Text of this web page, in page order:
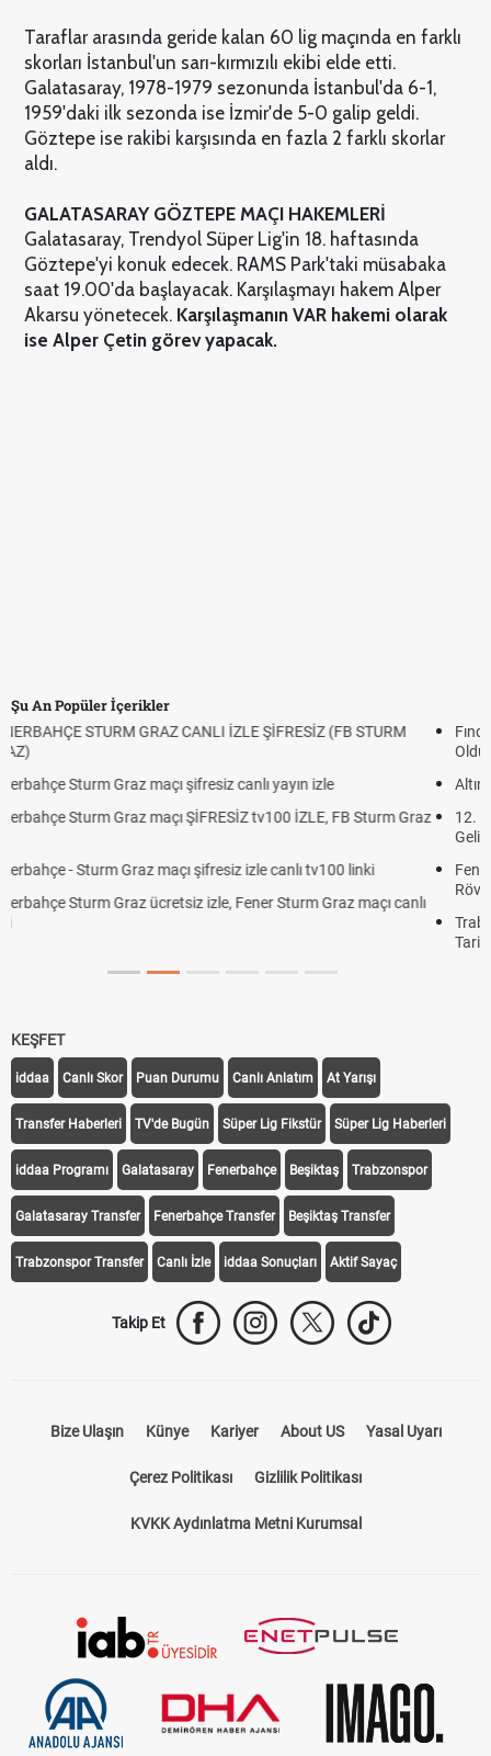
Taraflar arasında geride kalan 60 lig maçında en farklı
skorları İstanbul'un sarı-kırmızılı ekibi elde etti.
Galatasaray, 1978-1979 sezonunda İstanbul'da 6-1,
1959'daki ilk sezonda ise İzmir'de 5-0 galip geldi.
Göztepe ise rakibi karşısında en fazla 2 farklı skorlar
aldı.
GALATASARAY GÖZTEPE MAÇI HAKEMLERİ
Galatasaray, Trendyol Süper Lig'in 18. haftasında
Göztepe'yi konuk edecek. RAMS Park'taki müsabaka
saat 19.00'da başlayacak. Karşılaşmayı hakem Alper
Akarsu yönetecek. Karşılaşmanın VAR hakemi olarak
ise Alper Çetin görev yapacak.
Şu An Popüler İçerikler
Fındık Fiyatı Açıklandı mı? 2026 TMO Fındık Alım Fiyatları Belli
Altın Yükselecek mi, Yükselir mi? Altın Fiyatları İçin Son Beklentiler
12. Yargı Paketi Resmî Gazete'de Yayımlandı mı? 2026 Son Dakika
Fenerbahçe - Sturm Graz Maçı Ne Zaman? Şampiyonlar Ligi
Trabzonspor Avrupa Maçı Ne Zaman? UEFA Avrupa Ligi Play-Off
KEŞFET
iddaa Canlı Skor Puan Durumu Canlı Anlatım At Yarışı
Transfer Haberleri TV'de Bugün Süper Lig Fikstür Süper Lig Haberleri
iddaa Programı Galatasaray Fenerbahçe Beşiktaş Trabzonspor
Galatasaray Transfer Fenerbahçe Transfer Beşiktaş Transfer
Trabzonspor Transfer Canlı İzle iddaa Sonuçları Aktif Sayaç
Takip Et
Bize Ulaşın Künye Kariyer About US Yasal Uyarı
Çerez Politikası Gizlilik Politikası
KVKK Aydınlatma Metni Kurumsal